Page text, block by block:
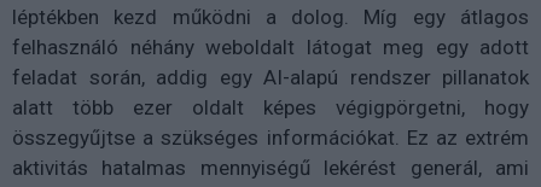
léptékben kezd működni a dolog. Míg egy átlagos
felhasználó néhány weboldalt látogat meg egy adott
feladat során, addig egy AI-alapú rendszer pillanatok
alatt több ezer oldalt képes végigpörgetni, hogy
összegyűjtse a szükséges információkat. Ez az extrém
aktivitás hatalmas mennyiségű lekérést generál, ami